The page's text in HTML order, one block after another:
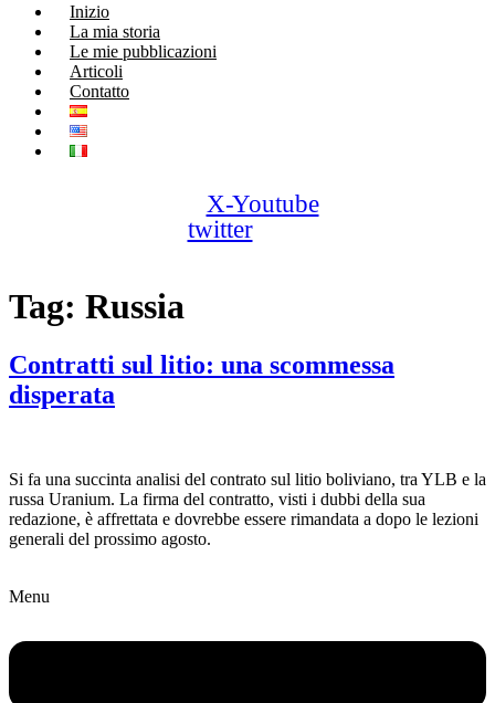
Inizio
La mia storia
Le mie pubblicazioni
Articoli
Contatto
X-
twitter
Youtube
Tag: Russia
Contratti sul litio: una scommessa
disperata
Si fa una succinta analisi del contrato sul litio boliviano, tra YLB e la
russa Uranium. La firma del contratto, visti i dubbi della sua
redazione, è affrettata e dovrebbe essere rimandata a dopo le lezioni
generali del prossimo agosto.
Menu